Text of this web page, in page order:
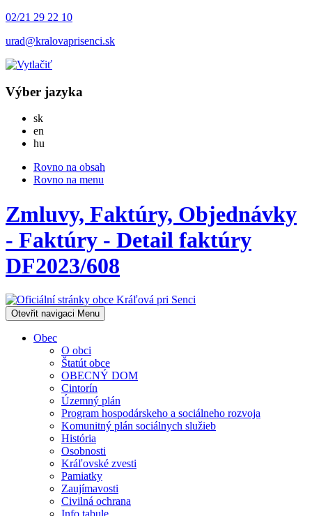
02/21 29 22 10
urad@kralovaprisenci.sk
Výber jazyka
skSlovensky
en
hu
Rovno na obsah
Rovno na menu
Zmluvy, Faktúry, Objednávky
- Faktúry - Detail faktúry
DF2023/608
Otevřit navigaci Menu
Obec
O obci
Štatút obce
OBECNÝ DOM
Cintorín
Územný plán
Program hospodárskeho a sociálneho rozvoja
Komunitný plán sociálnych služieb
História
Osobnosti
Kráľovské zvesti
Pamiatky
Zaujímavosti
Civilná ochrana